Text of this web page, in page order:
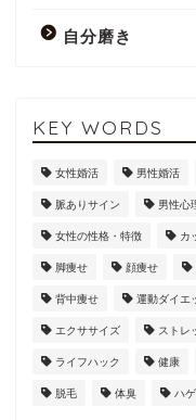
自分磨き
KEY WORDS
女性婚活 男性婚活
脈ありサイン 男性心
女性の性格・特徴 カ
脚痩せ 顔痩せ
背中痩せ 運動ダイエ
エクササイズ ストレ
ライフハック 健康
脱毛 体臭 ハゲ